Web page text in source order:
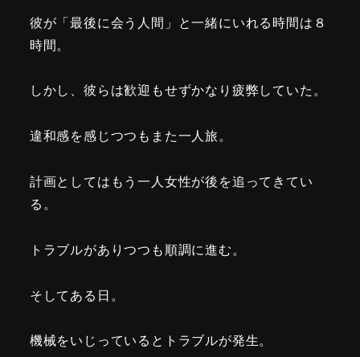
彼が「最後に会う人間」と一緒にいれる時間は８
時間。
しかし、彼らは歓迎もせずかなり疲弊していた。
違和感を感じつつもまた一人旅。
計画としてはもう一人女性が後を追ってきてい
る。
トラブルがありつつも順調に進む。
そしてある日。
機械をいじっているとトラブルが発生。